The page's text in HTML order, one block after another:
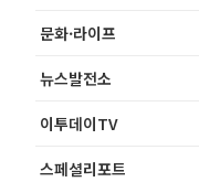
문화·라이프
뉴스발전소
이투데이TV
스페셜리포트